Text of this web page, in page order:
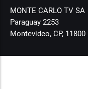
MONTE CARLO TV SA
Paraguay 2253
Montevideo, CP, 11800